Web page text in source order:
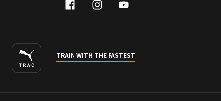
facebook
instagram
youtube
TRAIN WITH THE FASTEST